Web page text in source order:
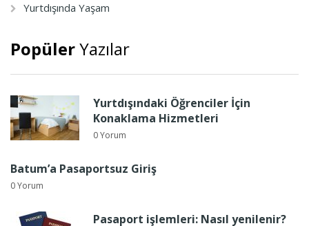
Yurtdışında Yaşam
PopülerYazılar
Yurtdışındaki Öğrenciler İçin
Konaklama Hizmetleri
0 Yorum
Batum’a Pasaportsuz Giriş
0 Yorum
Pasaport işlemleri: Nasıl yenilenir?